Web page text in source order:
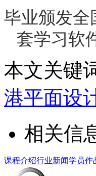
毕业颁发全
套学习软
本文关键
港平面设
相关信
课程介绍行业新闻学员作